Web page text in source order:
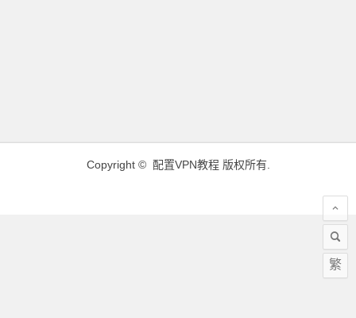
Copyright © 配置VPN教程版权所有.
繁